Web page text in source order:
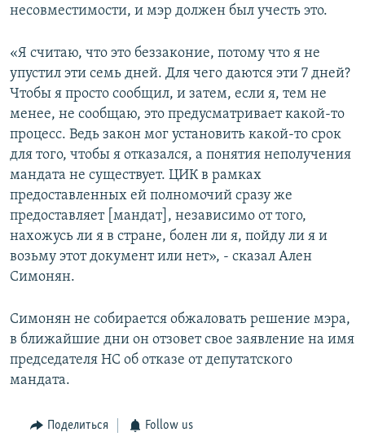
несовместимости, и мэр должен был учесть это.
«Я считаю, что это беззаконие, потому что я не
упустил эти семь дней. Для чего даются эти 7 дней?
Чтобы я просто сообщил, и затем, если я, тем не
менее, не сообщаю, это предусматривает какой-то
процесс. Ведь закон мог установить какой-то срок
для того, чтобы я отказался, а понятия неполучения
мандата не существует. ЦИК в рамках
предоставленных ей полномочий сразу же
предоставляет [мандат], независимо от того,
нахожусь ли я в стране, болен ли я, пойду ли я и
возьму этот документ или нет», - сказал Ален
Симонян.
Симонян не собирается обжаловать решение мэра,
в ближайшие дни он отзовет свое заявление на имя
председателя НС об отказе от депутатского
мандата.
Поделиться Follow us